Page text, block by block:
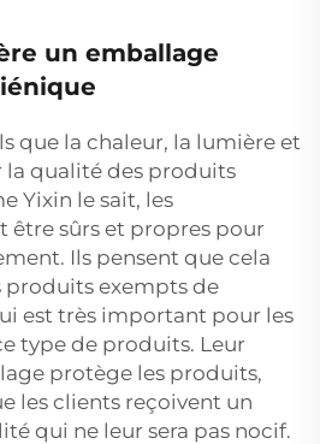
un emballage
que la chaleur, la lumière et
la qualité des produits
Yixin le sait, les
être sûrs et propres pour
Ils pensent que cela
produits exempts de
est très important pour les
type de produits. Leur
protège les produits,
les clients reçoivent un
qui ne leur sera pas nocif.